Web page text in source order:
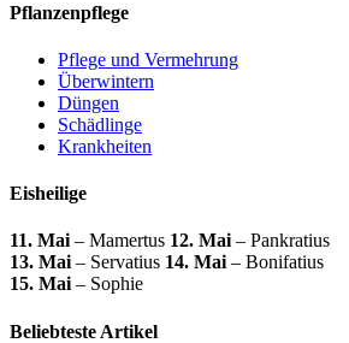
Pflanzenpflege
Pflege und Vermehrung
Überwintern
Düngen
Schädlinge
Krankheiten
Eisheilige
11. Mai – Mamertus 12. Mai – Pankratius
13. Mai – Servatius 14. Mai – Bonifatius
15. Mai – Sophie
Beliebteste Artikel